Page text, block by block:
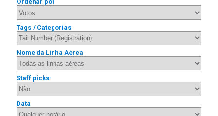
Ordenar por
Tags / Categorias
Nome da Linha Aérea
Staff picks
Data